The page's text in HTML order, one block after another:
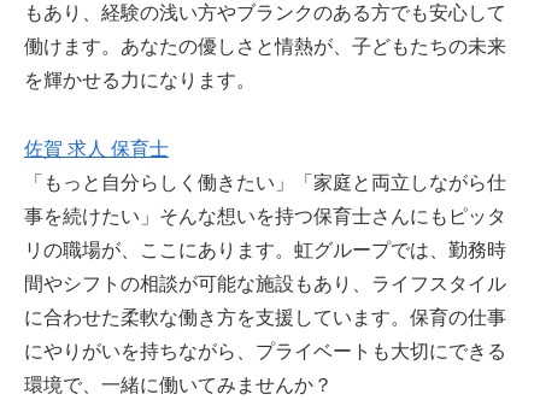
もあり、経験の浅い方やブランクのある方でも安心して
働けます。あなたの優しさと情熱が、子どもたちの未来
を輝かせる力になります。
佐賀 求人 保育士
「もっと自分らしく働きたい」「家庭と両立しながら仕
事を続けたい」そんな想いを持つ保育士さんにもピッタ
リの職場が、ここにあります。虹グループでは、勤務時
間やシフトの相談が可能な施設もあり、ライフスタイル
に合わせた柔軟な働き方を支援しています。保育の仕事
にやりがいを持ちながら、プライベートも大切にできる
環境で、一緒に働いてみませんか？